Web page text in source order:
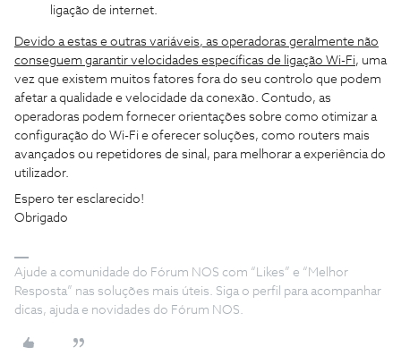
ligação de internet.
Devido a estas e outras variáveis, as operadoras geralmente não
conseguem garantir velocidades específicas de ligação Wi-Fi, uma
vez que existem muitos fatores fora do seu controlo que podem
afetar a qualidade e velocidade da conexão. Contudo, as
operadoras podem fornecer orientações sobre como otimizar a
configuração do Wi-Fi e oferecer soluções, como routers mais
avançados ou repetidores de sinal, para melhorar a experiência do
utilizador.
Espero ter esclarecido!
Obrigado
Ajude a comunidade do Fórum NOS com “Likes” e “Melhor
Resposta” nas soluções mais úteis. Siga o perfil para acompanhar
dicas, ajuda e novidades do Fórum NOS.